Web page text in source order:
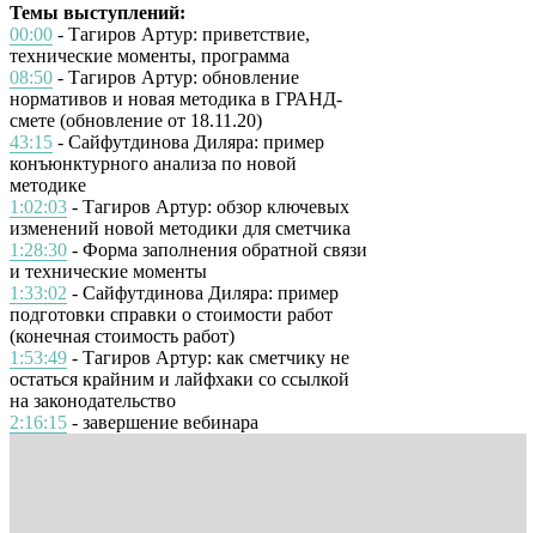
Темы выступлений:
00:00 - Тагиров Артур: приветствие,
технические моменты, программа
08:50 - Тагиров Артур: обновление
нормативов и новая методика в ГРАНД-
смете (обновление от 18.11.20)
43:15 - Сайфутдинова Диляра: пример
конъюнктурного анализа по новой
методике
1:02:03 - Тагиров Артур: обзор ключевых
изменений новой методики для сметчика
1:28:30 - Форма заполнения обратной связи
и технические моменты
1:33:02 - Сайфутдинова Диляра: пример
подготовки справки о стоимости работ
(конечная стоимость работ)
1:53:49 - Тагиров Артур: как сметчику не
остаться крайним и лайфхаки со ссылкой
на законодательство
2:16:15 - завершение вебинара